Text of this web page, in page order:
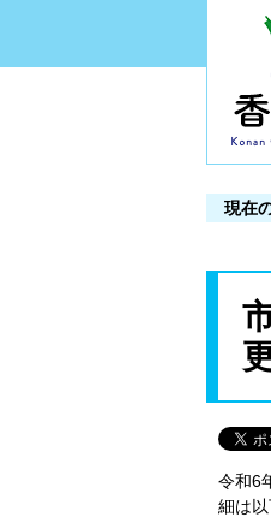
現在
令和6
細は以